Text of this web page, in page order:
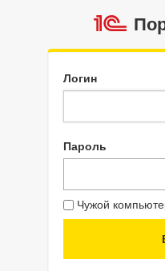
Логин
Пароль
Чужой